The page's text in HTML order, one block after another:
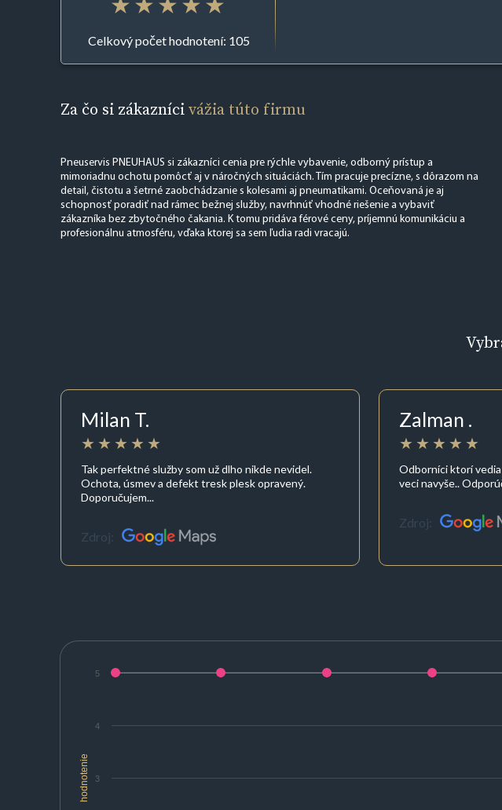
Celkový počet hodnotení: 105
Za čo si zákaznícivážia túto firmu
Pneuservis PNEUHAUS si zákazníci cenia pre rýchle vybavenie, odborný prístup a
mimoriadnu ochotu pomôcť aj v náročných situáciách. Tím pracuje precízne, s dôrazom na
detail, čistotu a šetrné zaobchádzanie s kolesami aj pneumatikami. Oceňovaná je aj
schopnosť poradiť nad rámec bežnej služby, navrhnúť vhodné riešenie a vybaviť
zákazníka bez zbytočného čakania. K tomu pridáva férové ceny, príjemnú komunikáciu a
profesionálnu atmosféru, vďaka ktorej sa sem ľudia radi vracajú.
Milan T.
Tak perfektné služby som už dlho nikde nevidel.
Ochota, úsmev a defekt tresk plesk opravený.
Doporučujem...
Zdroj:
Zalman .
Odborníci ktorí vedia
veci navyše..
Zdroj:
hodnotenie 3
4
5